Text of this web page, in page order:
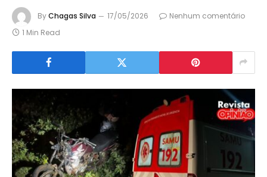
ByChagas Silva 17/05/2026
Nenhum comentário
1 Min Read